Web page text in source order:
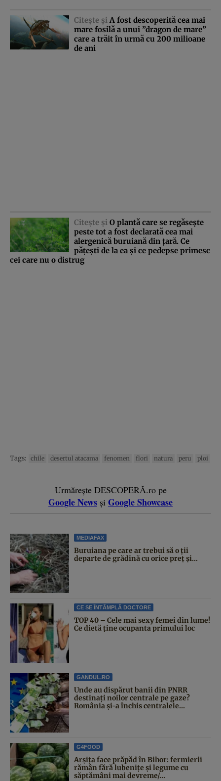
Citeşte şi A fost descoperită cea mai
mare fosilă a unui ”dragon de mare”
care a trăit în urmă cu 200 milioane
de ani
Citeşte şi O plantă care se regăseşte
peste tot a fost declarată cea mai
alergenică buruiană din ţară. Ce
păţeşti de la ea şi ce pedepse primesc
cei care nu o distrug
Tags: chile desertul atacama fenomen flori natura peru ploi
Urmărește DESCOPERĂ.ro pe
Google News și Google Showcase
MEDIAFAX
Buruiana pe care ar trebui să o ții
departe de grădină cu orice preț și...
CE SE ÎNTÂMPLĂ DOCTORE
TOP 40 – Cele mai sexy femei din lume!
Ce dietă ține ocupanta primului loc
GANDUL.RO
Unde au dispărut banii din PNRR
destinați noilor centrale pe gaze?
România și-a închis centralele...
G4FOOD
Arșița face prăpăd în Bihor: fermierii
rămân fără lubenițe și legume cu
săptămâni mai devreme/...